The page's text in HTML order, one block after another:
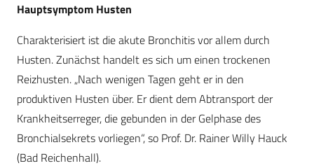
Hauptsymptom Husten
Charakterisiert ist die akute Bronchitis vor allem durch
Husten. Zunächst handelt es sich um einen trockenen
Reizhusten. „Nach wenigen Tagen geht er in den
produktiven Husten über. Er dient dem Abtransport der
Krankheitserreger, die gebunden in der Gelphase des
Bronchialsekrets vorliegen“, so Prof. Dr. Rainer Willy Hauck
(Bad Reichenhall).